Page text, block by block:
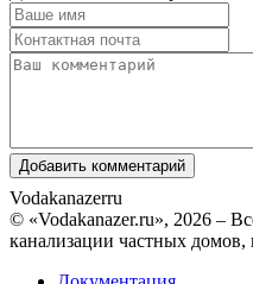
Vodakanazerru
© «Vodakanazer.ru», 2026 –
канализации частных домов,